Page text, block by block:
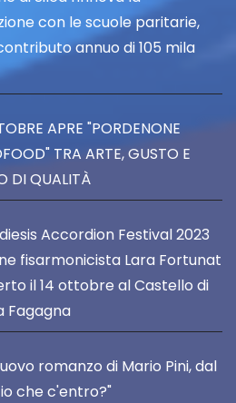
con le scuole paritarie,
annuo di 105 mila
APRE "PORDENONE
TRA ARTE, GUSTO E
DI QUALITÀ
Accordion Festival 2023
fisarmonicista Lara Fortunat
il 14 ottobre al Castello di
Fagagna
romanzo di Mario Pini, dal
che c'entro?"